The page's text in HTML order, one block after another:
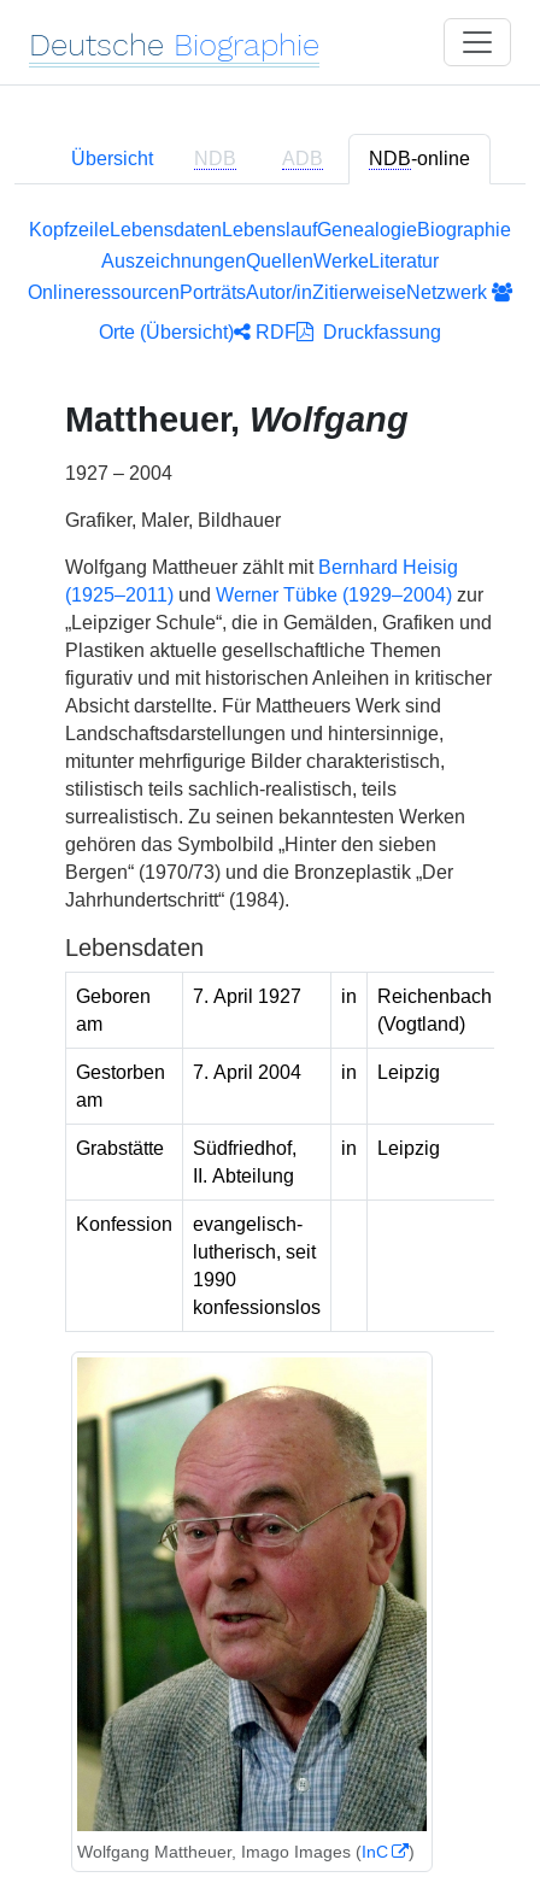
Deutsche Biographie
Übersicht NDB ADB NDB-online
KopfzeileLebensdaten LebenslaufGenealogieBiographie
AuszeichnungenQuellenWerkeLiteratur
OnlineressourcenPorträtsAutor/inZitierweiseNetzwerk
Orte (Übersicht)
RDF Druckfassung
Mattheuer, Wolfgang
1927 – 2004
Grafiker, Maler, Bildhauer
Wolfgang Mattheuer zählt mit Bernhard Heisig
(1925–2011) und Werner Tübke (1929–2004) zur
„Leipziger Schule“, die in Gemälden, Grafiken und
Plastiken aktuelle gesellschaftliche Themen
figurativ und mit historischen Anleihen in kritischer
Absicht darstellte. Für Mattheuers Werk sind
Landschaftsdarstellungen und hintersinnige,
mitunter mehrfigurige Bilder charakteristisch,
stilistisch teils sachlich-realistisch, teils
surrealistisch. Zu seinen bekanntesten Werken
gehören das Symbolbild „Hinter den sieben
Bergen“ (1970/73) und die Bronzeplastik „Der
Jahrhundertschritt“ (1984).
Lebensdaten
Geboren
am
7. April 1927 in
Reichenbach
(Vogtland)
Gestorben
am
7. April 2004 in Leipzig
Grabstätte
Südfriedhof,
II. Abteilung
in Leipzig
Konfession
evangelisch-
lutherisch, seit
1990
konfessionslos
Wolfgang Mattheuer, Imago Images (InC )